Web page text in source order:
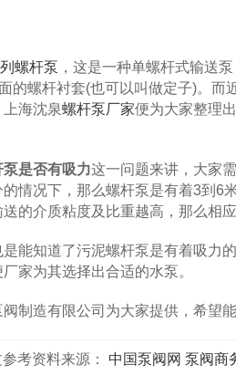
螺杆泵 ，这是一种单螺杆式输送
的螺杆衬套(也可以叫做定子)。而
海沈泉螺杆泵厂家便为大家整理
是否有吸力这一问题来讲，大家
情况下，那么螺杆泵是有着3到6
的介质粘度及比重越高，那么相
知道了污泥螺杆泵是有着吸力
家为其选择出合适的水泵。
造有限公司为大家提供，希望能
考资料来源： 中国泵阀网 泵阀商